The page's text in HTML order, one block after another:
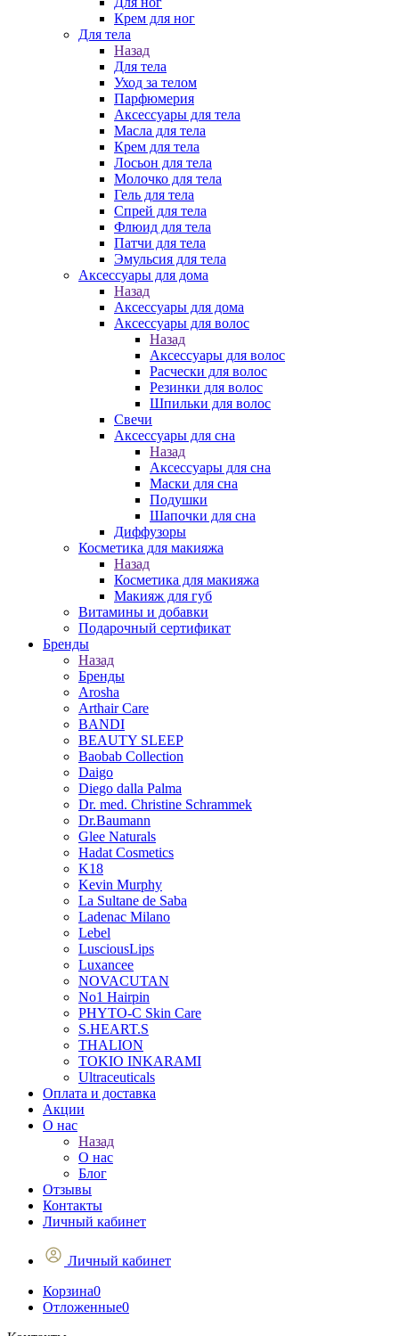
Крем для ног
Для тела
Назад
Для тела
Уход за телом
Парфюмерия
Аксессуары для тела
Масла для тела
Крем для тела
Лосьон для тела
Молочко для тела
Гель для тела
Спрей для тела
Флюид для тела
Патчи для тела
Эмульсия для тела
Аксессуары для дома
Назад
Аксессуары для дома
Аксессуары для волос
Назад
Аксессуары для волос
Расчески для волос
Резинки для волос
Шпильки для волос
Свечи
Аксессуары для сна
Назад
Аксессуары для сна
Маски для сна
Подушки
Шапочки для сна
Диффузоры
Косметика для макияжа
Назад
Косметика для макияжа
Макияж для губ
Витамины и добавки
Подарочный сертификат
Бренды
Назад
Бренды
Arosha
Arthair Care
BANDI
BEAUTY SLEEP
Baobab Collection
Daigo
Diego dalla Palma
Dr. med. Christine Schrammek
Dr.Baumann
Glee Naturals
Hadat Cosmetics
K18
Kevin Murphy
La Sultane de Saba
Ladenac Milano
Lebel
LusciousLips
Luxancee
NOVACUTAN
No1 Hairpin
PHYTO-C Skin Care
S.HEART.S
THALION
TOKIO INKARAMI
Ultraceuticals
Оплата и доставка
Акции
О нас
Назад
О нас
Блог
Отзывы
Контакты
Личный кабинет
Личный кабинет
Корзина0
Отложенные0